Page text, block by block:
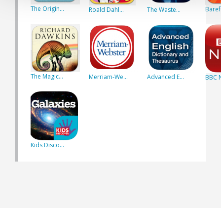
The Origin... Roald Dahl... The Waste...
The Magic... Merriam-We... Advanced E... BBC
Kids Disco...